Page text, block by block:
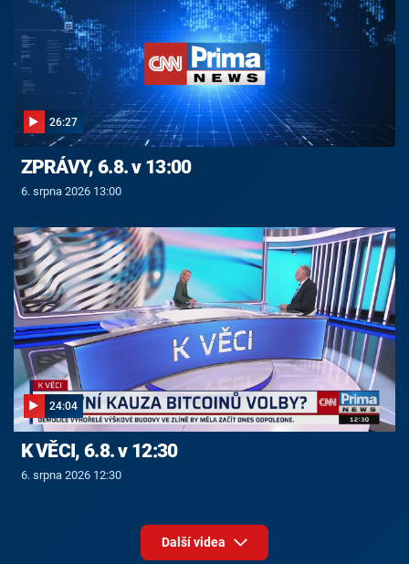
26:27
ZPRÁVY, 6.8. v 13:00
6. srpna 2026 13:00
24:04
K VĚCI, 6.8. v 12:30
6. srpna 2026 12:30
Další videa